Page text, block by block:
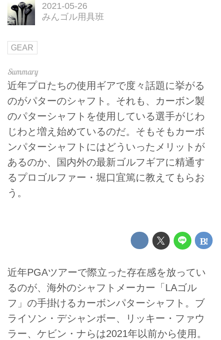
2021-05-26
みんゴル用具班
GEAR
近年プロたちの使用ギアで度々話題に挙がる
のがパターのシャフト。それも、カーボン製
のパターシャフトを使用している選手がじわ
じわと増え始めているのだ。そもそもカーボ
ンパターシャフトにはどういったメリットが
あるのか、国内外の最新ゴルフギアに精通す
るプロゴルファー・堀口宜篤に教えてもらお
う。
近年PGAツアーで際立った存在感を放ってい
るのが、海外のシャフトメーカー「LAゴル
フ」の手掛けるカーボンパターシャフト。ブ
ライソン・デシャンボー、リッキー・ファウ
ラー、ケビン・ナらは2021年以前から使用。